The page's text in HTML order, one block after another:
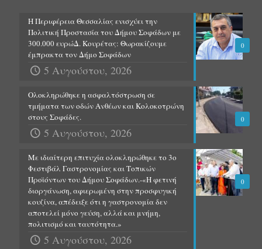
0
Η Περιφέρεια Θεσσαλίας ενισχύει την
Πολιτική Προστασία του Δήμου Σοφάδων με
300.000 ευρώΔ. Κουρέτας: Θωρακίζουμε
έμπρακτα τον Δήμο Σοφάδων
5 Αυγούστου, 2026
0
Ολοκληρώθηκε η ασφαλτόστρωση σε
τμήματα των οδών Ανθέων και Κολοκοτρώνη
στους Σοφάδες.
5 Αυγούστου, 2026
0
Με ιδιαίτερη επιτυχία ολοκληρώθηκε το 3ο
Φεστιβάλ Γαστρονομίας και Τοπικών
Προϊόντων του Δήμου Σοφάδων.-«Η φετινή
διοργάνωση, αφιερωμένη στην προσφυγική
κουζίνα, απέδειξε ότι η γαστρονομία δεν
αποτελεί μόνο γεύση, αλλά και μνήμη,
πολιτισμό και ταυτότητα.»
5 Αυγούστου, 2026